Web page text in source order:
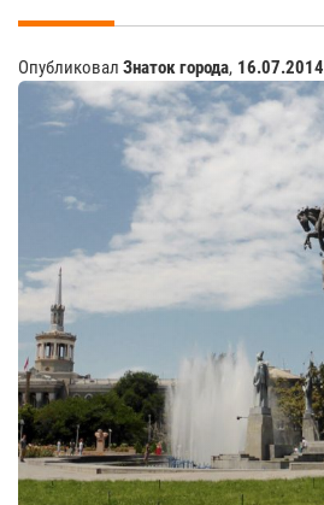
Опубликовал Знаток города, 16.07.2014